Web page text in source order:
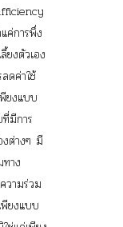
ค่การพึ่ง
ยงตัวเอง
ดค่าใช้
ยงแบบ
มีการ
งต่างๆ มี
ทาง
วามร่วม
ยงแบบ